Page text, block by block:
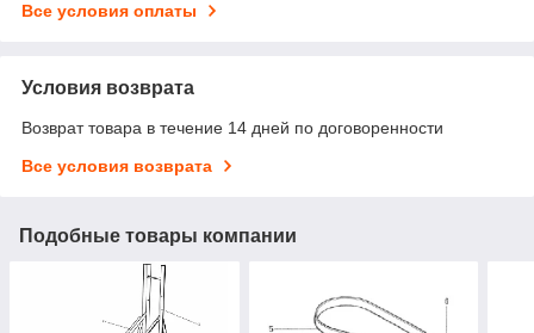
Все условия оплаты
Условия возврата
Возврат товара в течение 14 дней по договоренности
Все условия возврата
Подобные товары компании